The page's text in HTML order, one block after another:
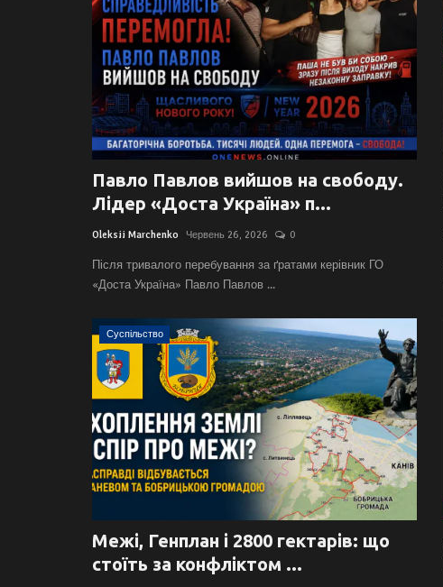
Павло Павлов вийшов на свободу.
Лідер «Доста Україна» п...
Oleksii Marchenko Червень 26, 2026 0
Після тривалого перебування за ґратами керівник ГО
«Доста Україна» Павло Павлов ...
Суспільство
Межі, Генплан і 2800 гектарів: що
стоїть за конфліктом ...